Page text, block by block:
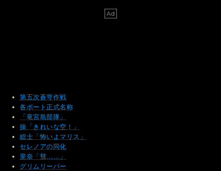
第五次蒼穹作戦
各ボート正式名称
「竜宮島部隊」
操「きれいな空！」
総士「怖いよマリス」
セレノアの同化
里奈「彗……」
グリムリーパー